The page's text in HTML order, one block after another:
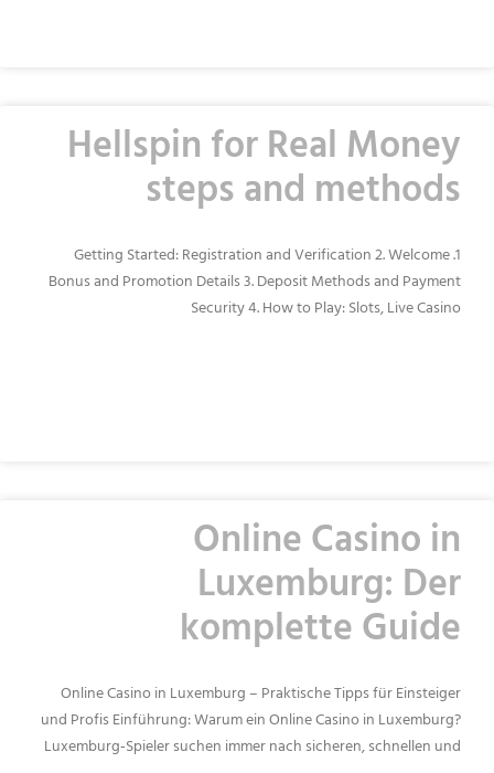
Hellspin for Real Money
steps and methods
1. Getting Started: Registration and Verification 2. Welcome
Bonus and Promotion Details 3. Deposit Methods and Payment
Security 4. How to Play: Slots, Live Casino
Online Casino in
Luxemburg: Der
komplette Guide
Online Casino in Luxemburg – Praktische Tipps für Einsteiger
und Profis Einführung: Warum ein Online Casino in Luxemburg?
Luxemburg‑Spieler suchen immer nach sicheren, schnellen und